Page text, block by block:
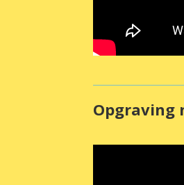
Opgraving